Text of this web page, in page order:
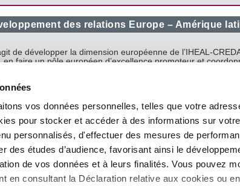
vos données personnelles, telles que votre
pour stocker et accéder à des informations sur
personnalisés, d'effectuer des mesures de
des études d’audience, favorisant ainsi le
de vos données et à leurs finalités. Vous pouvez
en consultant la Déclaration relative aux cookies ou
des relations Europe – Amérique
de développer la dimension européenne de l’IHEAL-
en faire un pôle européen d’excellence promoteur et
latine en Europe.
latine (CEISAL, REDIAL)
CREDA porteur d’un projet de Master européen
in fine de contribuer au renforcement d’un espace euro-
d’enseignement supérieur et de recherche.